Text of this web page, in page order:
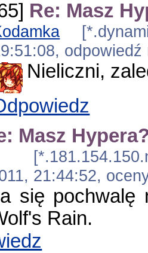
Re: Masz
Nieliczni,
Masz
21:44:52,
się pochwalę
Rain.